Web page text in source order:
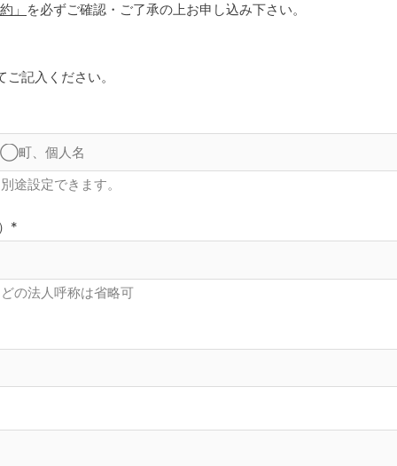
」 を必ずご確認・ご了承の上お申し込み下さい。
記入ください。
途設定できます。
*
の法人呼称は省略可